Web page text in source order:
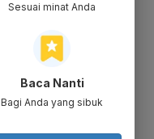
Sesuai minat Anda
Baca Nanti
Bagi Anda yang sibuk